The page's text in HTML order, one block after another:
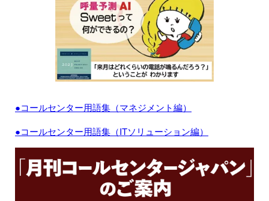
●コールセンター用語集（マネジメント編）
●コールセンター用語集（ITソリューション編）